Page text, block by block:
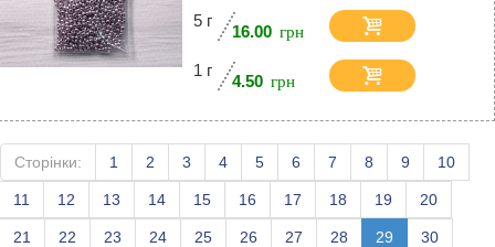
5 г
16.00
1 г
4.50
Сторінки: 1 2 3 4 5 6 7 8 9 10
11 12 13 14 15 16 17 18 19 20
21 22 23 24 25 26 27 28 29 30